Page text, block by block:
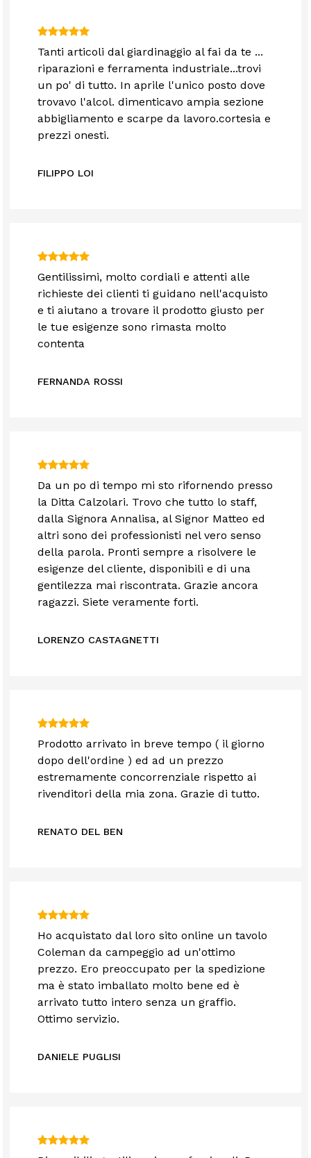
Tanti articoli dal giardinaggio al fai da te ...
riparazioni e ferramenta industriale...trovi
un po' di tutto. In aprile l'unico posto dove
trovavo l'alcol. dimenticavo ampia sezione
abbigliamento e scarpe da lavoro.cortesia e
prezzi onesti.
FILIPPO LOI
Gentilissimi, molto cordiali e attenti alle
richieste dei clienti ti guidano nell'acquisto
e ti aiutano a trovare il prodotto giusto per
le tue esigenze sono rimasta molto
contenta
FERNANDA ROSSI
Da un po di tempo mi sto rifornendo presso
la Ditta Calzolari. Trovo che tutto lo staff,
dalla Signora Annalisa, al Signor Matteo ed
altri sono dei professionisti nel vero senso
della parola. Pronti sempre a risolvere le
esigenze del cliente, disponibili e di una
gentilezza mai riscontrata. Grazie ancora
ragazzi. Siete veramente forti.
LORENZO CASTAGNETTI
Prodotto arrivato in breve tempo ( il giorno
dopo dell'ordine ) ed ad un prezzo
estremamente concorrenziale rispetto ai
rivenditori della mia zona. Grazie di tutto.
RENATO DEL BEN
Ho acquistato dal loro sito online un tavolo
Coleman da campeggio ad un'ottimo
prezzo. Ero preoccupato per la spedizione
ma è stato imballato molto bene ed è
arrivato tutto intero senza un graffio.
Ottimo servizio.
DANIELE PUGLISI